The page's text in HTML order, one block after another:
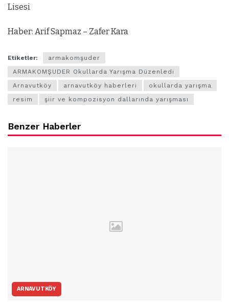
Lisesi
Haber: Arif Sapmaz – Zafer Kara
Etiketler:
armakomşuder
ARMAKOMŞUDER Okullarda Yarışma Düzenledi
Arnavutköy
arnavutköy haberleri
okullarda yarışma
resim
şiir ve kompozisyon dallarında yarışması
Benzer Haberler
ARNAVUTKÖY